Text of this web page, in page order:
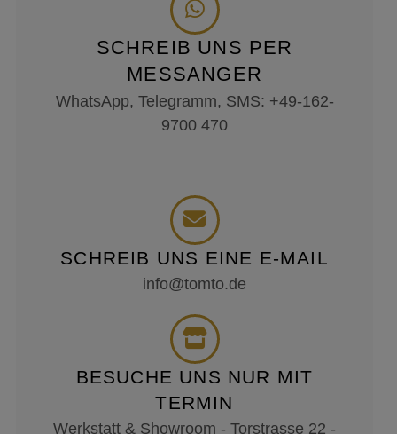
SCHREIB UNS PER
MESSANGER
WhatsApp, Telegramm, SMS: +49-162-
9700 470
SCHREIB UNS EINE E-MAIL
info@tomto.de
BESUCHE UNS NUR MIT
TERMIN
Werkstatt & Showroom - Torstrasse 22 -